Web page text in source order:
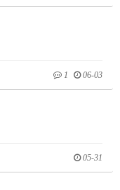
1 06-03
05-31